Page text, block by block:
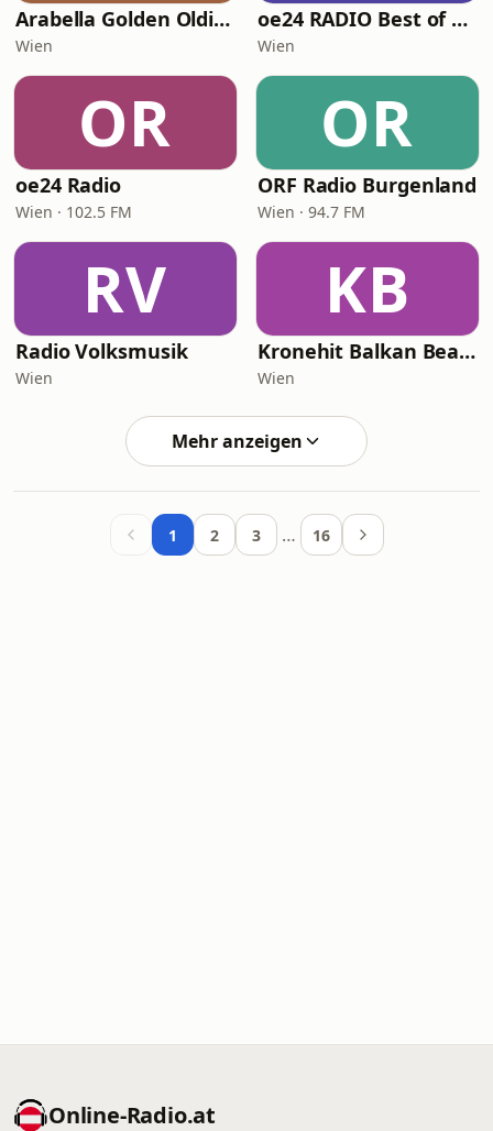
Arabella Golden Oldies
Wien
oe24 RADIO Best of Schlager
Wien
OR
oe24 Radio
Wien · 102.5 FM
OR
ORF Radio Burgenland
Wien · 94.7 FM
RV
Radio Volksmusik
Wien
KB
Kronehit Balkan Beats
Wien
Mehr anzeigen
1 2 3 … 16
Online‑Radio.at